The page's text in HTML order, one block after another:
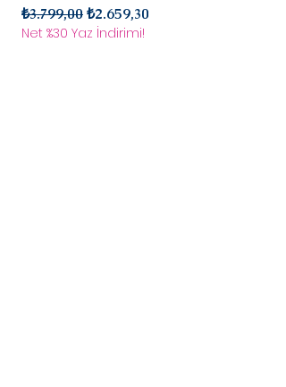
Normal Fiyat
₺3.799,00İndirimli Fiyat
₺2.659,30
Net %30 Yaz İndirimi!